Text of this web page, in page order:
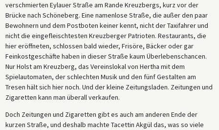
verschmierten Eylauer Straße am Rande Kreuzbergs, kurz vor der
Brücke nach Schöneberg. Eine namenlose Straße, die außer den paar
Bewohnern und dem Postboten keiner kennt, nicht der Taxifahrer und
nicht die eingefleischtesten Kreuzberger Patrioten. Restaurants, die
hier eröffneten, schlossen bald wieder, Frisöre, Bäcker oder gar
Feinkostgeschäfte haben in dieser Straße kaum Überlebenschancen.
Nur Holst am Kreuzberg, das Vereinslokal von Hertha mit dem
Spielautomaten, der schlechten Musik und den fünf Gestalten am
Tresen hält sich hier noch. Und der kleine Zeitungsladen. Zeitungen und
Zigaretten kann man überall verkaufen.
Doch Zeitungen und Zigaretten gibt es auch am anderen Ende der
kurzen Straße, und deshalb machte Tacettin Akgül das, was so viele